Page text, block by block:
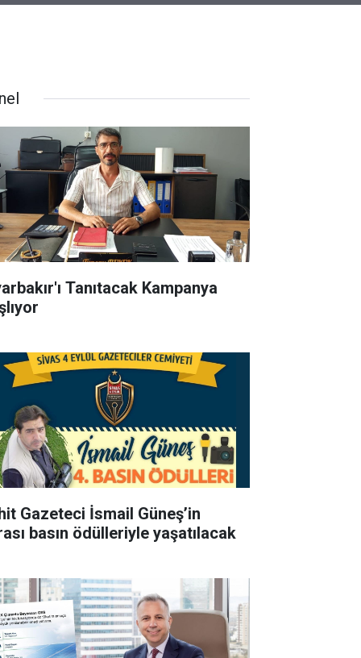
Tanıtacak Kampanya
Gazeteci İsmail Güneş’in
basın ödülleriyle yaşatılacak